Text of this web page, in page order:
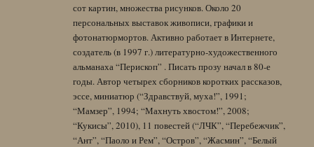
сот картин, множества рисунков. Около 20
персональных выставок живописи, графики и
фотонатюрмортов. Активно работает в Интернете,
создатель (в 1997 г.) литературно-художественного
альманаха “Перископ” . Писать прозу начал в 80-е
годы. Автор четырех сборников коротких рассказов,
эссе, миниатюр (“Здравствуй, муха!”, 1991;
“Мамзер”, 1994; “Махнуть хвостом!”, 2008;
“Кукисы”, 2010), 11 повестей (“ЛЧК”, “Перебежчик”,
“Ант”, “Паоло и Рем”, “Остров”, “Жасмин”, “Белый